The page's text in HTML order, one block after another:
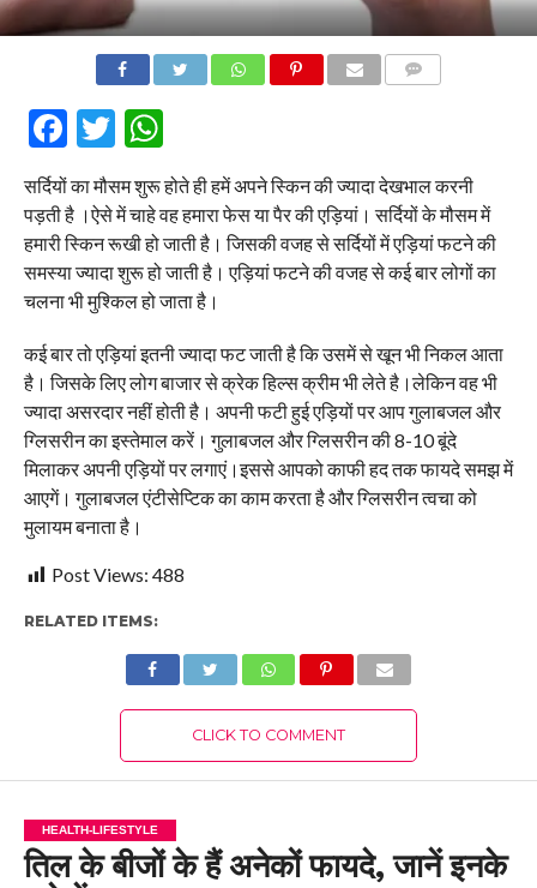
Facebook
Twitter
WhatsApp
सर्दियों का मौसम शुरू होते ही हमें अपने स्किन की ज्यादा देखभाल करनी
पड़ती है ।ऐसे में चाहे वह हमारा फेस या पैर की एड़ियां। सर्दियों के मौसम में
हमारी स्किन रूखी हो जाती है। जिसकी वजह से सर्दियों में एड़ियां फटने की
समस्या ज्यादा शुरू हो जाती है। एड़ियां फटने की वजह से कई बार लोगों का
चलना भी मुश्किल हो जाता है।
कई बार तो एड़ियां इतनी ज्यादा फट जाती है कि उसमें से खून भी निकल आता
है। जिसके लिए लोग बाजार से क्रेक हिल्स क्रीम भी लेते है।लेकिन वह भी
ज्यादा असरदार नहीं होती है। अपनी फटी हुई एड़ियों पर आप गुलाबजल और
ग्लिसरीन का इस्तेमाल करें। गुलाबजल और ग्लिसरीन की 8-10 बूंदे
मिलाकर अपनी एड़ियों पर लगाएं।इससे आपको काफी हद तक फायदे समझ में
आएगें। गुलाबजल एंटीसेप्टिक का काम करता है और ग्लिसरीन त्वचा को
मुलायम बनाता है।
Post Views: 488
RELATED ITEMS:
CLICK TO COMMENT
HEALTH-LIFESTYLE
तिल के बीजों के हैं अनेकों फायदे, जानें इनके